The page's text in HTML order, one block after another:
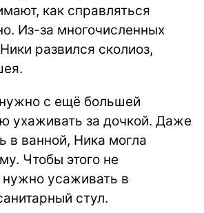
как справляться
Из-за многочисленных
развился сколиоз,
с ещё большей
ухаживать за дочкой. Даже
в ванной, Ника могла
Чтобы этого не
усаживать в
стул.